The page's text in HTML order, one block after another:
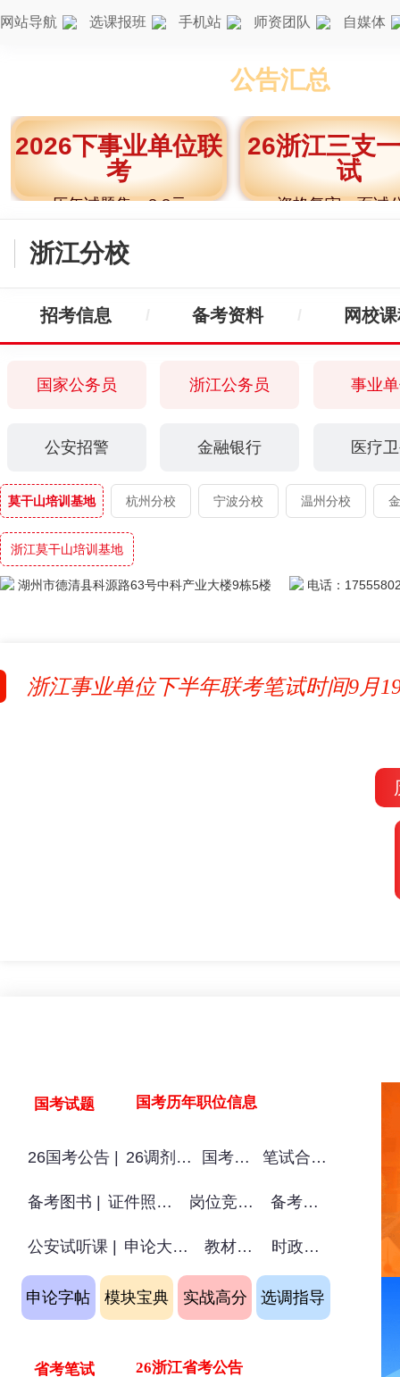
网站导航 选课报班 手机站 师资团队 自媒体
公告汇总
2026下事业单位联
考
历年试题集，8.8元
26浙江三支
试
资格复审，面试
浙江分校
招考信息 备考资料 网校
国家公务员 浙江公务员 事业
公安招警 金融银行 医疗
莫干山培训基地 杭州分校 宁波分校 温州分校
浙江莫干山培训基地
湖州市德清县科源路63号中科产业大楼9栋5楼 电话：
浙江事业单位下半年联考笔试时间9月
国考试题 国考历年职位信息
26国考公告 | 26调剂公告 国考职位 笔试合格线
备考图书 | 证件照调整 岗位竞争比 备考指导
公安试听课 | 申论大咖班 教材试题 时政热点
申论字帖 模块宝典 实战高分 选调指导
省考笔试 26浙江省考公告